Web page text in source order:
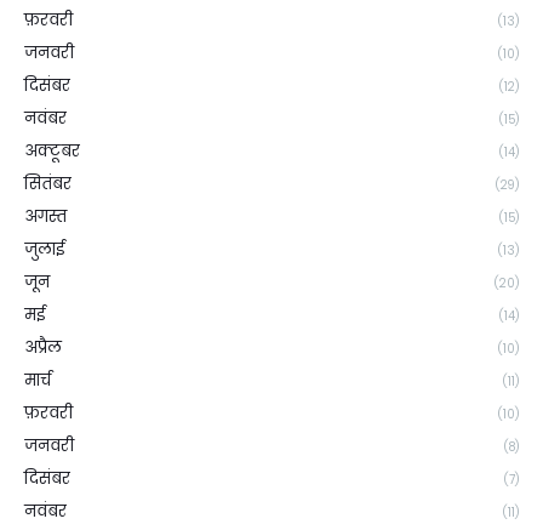
फ़रवरी (13)
जनवरी (10)
दिसंबर (12)
नवंबर (15)
अक्टूबर (14)
सितंबर (29)
अगस्त (15)
जुलाई (13)
जून (20)
मई (14)
अप्रैल (10)
मार्च (11)
फ़रवरी (10)
जनवरी (8)
दिसंबर (7)
नवंबर (11)